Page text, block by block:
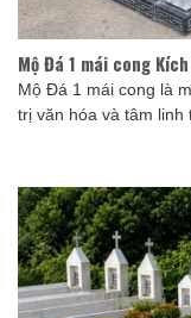
Mộ Đá 1 mái cong
Mộ Đá 1 mái cong là
trị văn hóa và tâm linh